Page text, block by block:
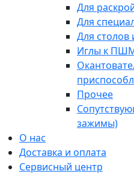
Для
Для
Для столов
Иглы к
Прочее
зажимы)
О нас
Доставка и оплата
Сервисный центр